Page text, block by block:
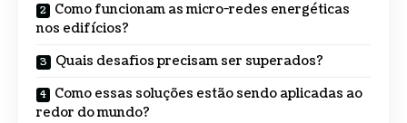
Como funcionam as micro-redes energéticas
nos edifícios?
Quais desafios precisam ser superados?
Como essas soluções estão sendo aplicadas ao
redor do mundo?